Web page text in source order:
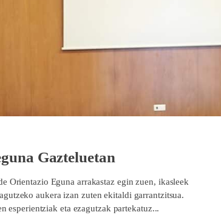
Gazteluetan
Orientazio Eguna arrakastaz egin zuen, ikasleek
aukera izan zuten ekitaldi garrantzitsua.
esperientziak eta ezagutzak partekatuz...